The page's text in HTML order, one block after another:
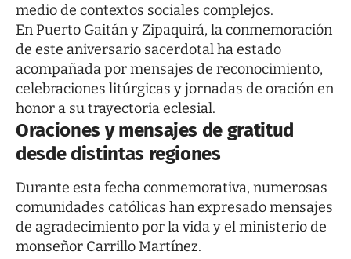
medio de contextos sociales complejos.
En Puerto Gaitán y Zipaquirá, la conmemoración
de este aniversario sacerdotal ha estado
acompañada por mensajes de reconocimiento,
celebraciones litúrgicas y jornadas de oración en
honor a su trayectoria eclesial.
Oraciones y mensajes de gratitud
desde distintas regiones
Durante esta fecha conmemorativa, numerosas
comunidades católicas han expresado mensajes
de agradecimiento por la vida y el ministerio de
monseñor Carrillo Martínez.